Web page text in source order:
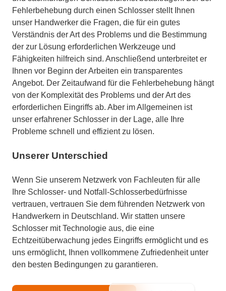
Fehlerbehebung durch einen Schlosser stellt Ihnen
unser Handwerker die Fragen, die für ein gutes
Verständnis der Art des Problems und die Bestimmung
der zur Lösung erforderlichen Werkzeuge und
Fähigkeiten hilfreich sind. Anschließend unterbreitet er
Ihnen vor Beginn der Arbeiten ein transparentes
Angebot. Der Zeitaufwand für die Fehlerbehebung hängt
von der Komplexität des Problems und der Art des
erforderlichen Eingriffs ab. Aber im Allgemeinen ist
unser erfahrener Schlosser in der Lage, alle Ihre
Probleme schnell und effizient zu lösen.
Unserer Unterschied
Wenn Sie unserem Netzwerk von Fachleuten für alle
Ihre Schlosser- und Notfall-Schlosserbedürfnisse
vertrauen, vertrauen Sie dem führenden Netzwerk von
Handwerkern in Deutschland. Wir statten unsere
Schlosser mit Technologie aus, die eine
Echtzeitüberwachung jedes Eingriffs ermöglicht und es
uns ermöglicht, Ihnen vollkommene Zufriedenheit unter
den besten Bedingungen zu garantieren.